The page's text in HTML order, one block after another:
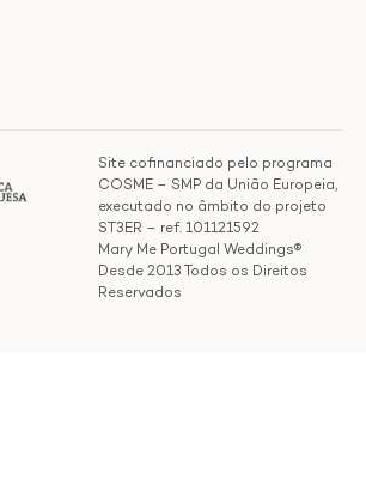
Site cofinanciado pelo programa
COSME – SMP da União Europeia,
executado no âmbito do projeto
ST3ER – ref. 101121592
Mary Me Portugal Weddings®
Desde 2013 Todos os Direitos
Reservados